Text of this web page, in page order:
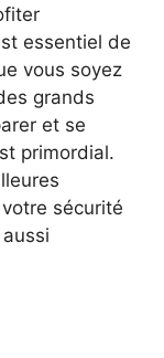
essentiel de
vous soyez
grands
et se
primordial.
sécurité